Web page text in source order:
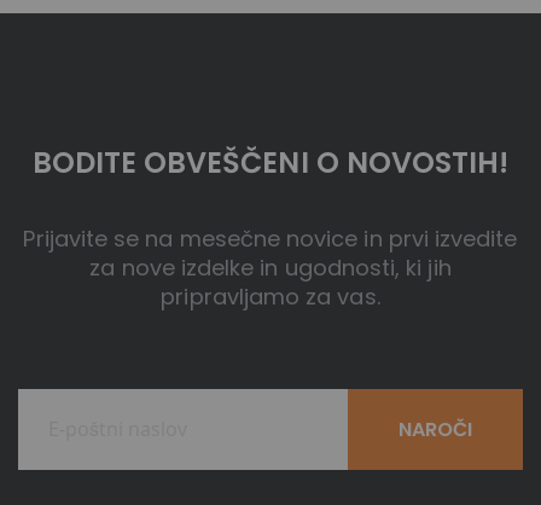
BODITE OBVEŠČENI O NOVOSTIH!
Prijavite se na mesečne novice in prvi izvedite
za nove izdelke in ugodnosti, ki jih
pripravljamo za vas.
NAROČI